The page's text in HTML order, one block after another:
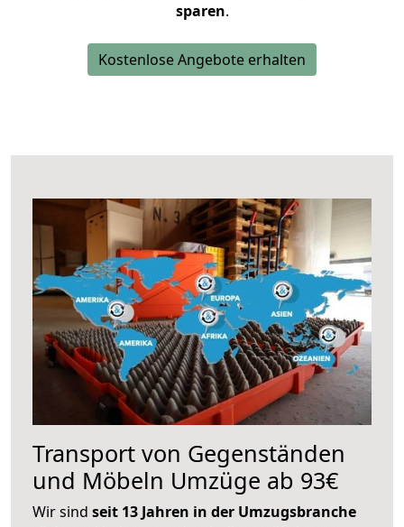
sparen.
Kostenlose Angebote erhalten
Transport von Gegenständen
und Möbeln Umzüge ab 93€
Wir sind seit 13 Jahren in der Umzugsbranche